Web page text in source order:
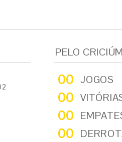
PELO
00 JOGOS
00
00
00